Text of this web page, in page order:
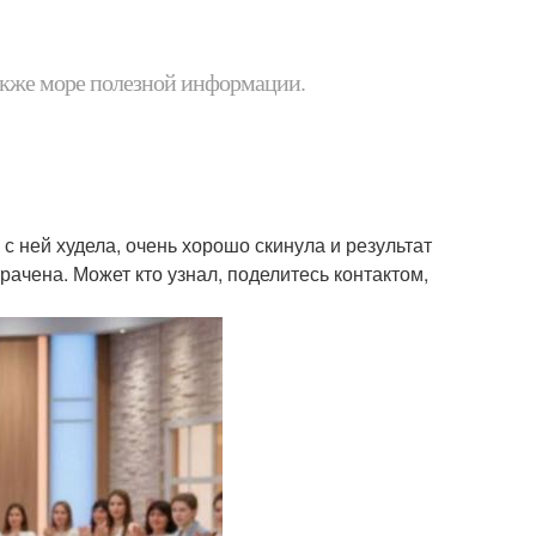
море полезной информации.
ней худела, очень хорошо скинула и результат
Может кто узнал, поделитесь контактом,